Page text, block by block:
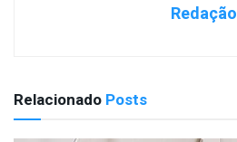
Redação
Relacionado Posts